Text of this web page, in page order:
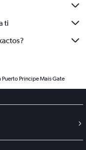
ti
Príncipe Mais Gate